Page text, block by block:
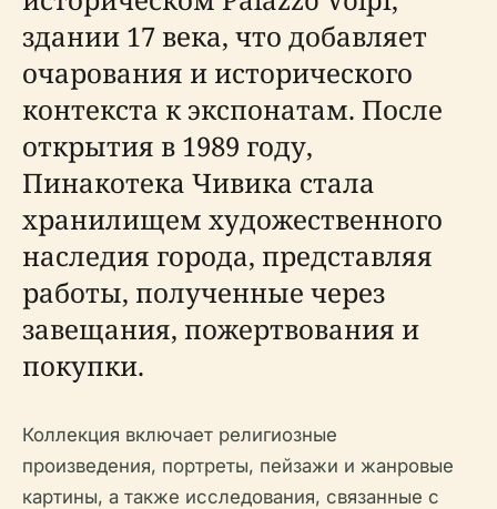
здании 17 века, что добавляет
очарования и исторического
контекста к экспонатам. После
открытия в 1989 году,
Пинакотека Чивика стала
хранилищем художественного
наследия города, представляя
работы, полученные через
завещания, пожертвования и
покупки.
Коллекция включает религиозные
произведения, портреты, пейзажи и жанровые
картины, а также исследования, связанные с